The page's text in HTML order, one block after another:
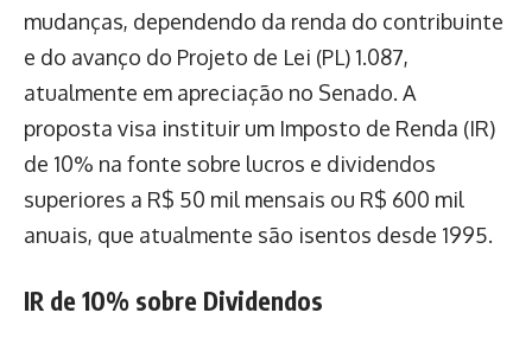
mudanças, dependendo da renda do contribuinte
e do avanço do Projeto de Lei (PL) 1.087,
atualmente em apreciação no Senado. A
proposta visa instituir um Imposto de Renda (IR)
de 10% na fonte sobre lucros e dividendos
superiores a R$ 50 mil mensais ou R$ 600 mil
anuais, que atualmente são isentos desde 1995.
IR de 10% sobre Dividendos